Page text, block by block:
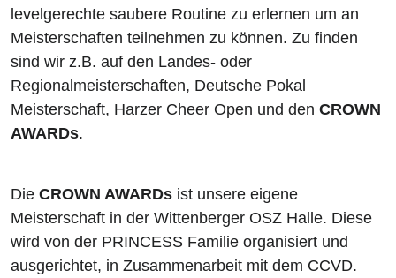
levelgerechte saubere Routine zu erlernen um an
Meisterschaften teilnehmen zu können. Zu finden
sind wir z.B. auf den Landes- oder
Regionalmeisterschaften, Deutsche Pokal
Meisterschaft, Harzer Cheer Open und den CROWN
AWARDs.
Die CROWN AWARDs ist unsere eigene
Meisterschaft in der Wittenberger OSZ Halle. Diese
wird von der PRINCESS Familie organisiert und
ausgerichtet, in Zusammenarbeit mit dem CCVD.